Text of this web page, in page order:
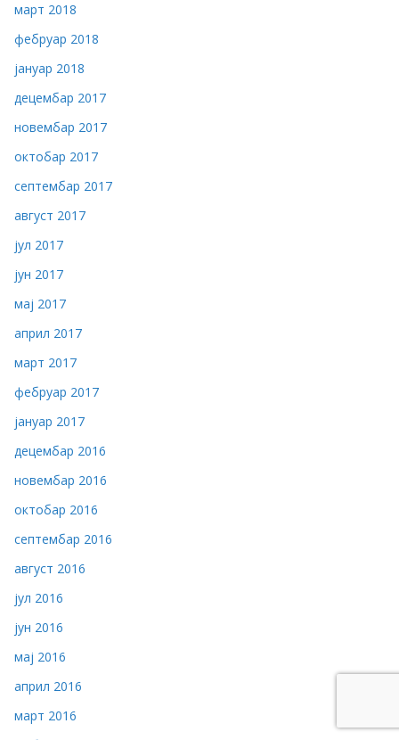
март 2018
фебруар 2018
јануар 2018
децембар 2017
новембар 2017
октобар 2017
септембар 2017
август 2017
јул 2017
јун 2017
мај 2017
април 2017
март 2017
фебруар 2017
јануар 2017
децембар 2016
новембар 2016
октобар 2016
септембар 2016
август 2016
јул 2016
јун 2016
мај 2016
април 2016
март 2016